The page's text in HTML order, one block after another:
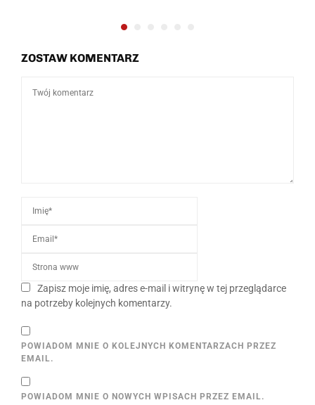
ZOSTAW KOMENTARZ
Zapisz moje imię, adres e-mail i witrynę w tej przeglądarce
na potrzeby kolejnych komentarzy.
POWIADOM MNIE O KOLEJNYCH KOMENTARZACH PRZEZ
EMAIL.
POWIADOM MNIE O NOWYCH WPISACH PRZEZ EMAIL.